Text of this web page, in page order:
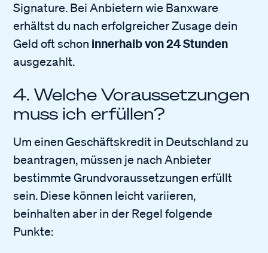
Signature. Bei Anbietern wie Banxware
erhältst du nach erfolgreicher Zusage dein
Geld oft schon innerhalb von 24 Stunden
ausgezahlt.
4. Welche Voraussetzungen
muss ich erfüllen?
Um einen Geschäftskredit in Deutschland zu
beantragen, müssen je nach Anbieter
bestimmte Grundvoraussetzungen erfüllt
sein. Diese können leicht variieren,
beinhalten aber in der Regel folgende
Punkte: